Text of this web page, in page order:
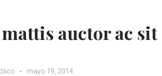
auctor ac sit
mayo 19, 2014